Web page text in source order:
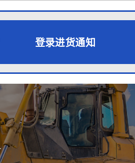
登录进货通知